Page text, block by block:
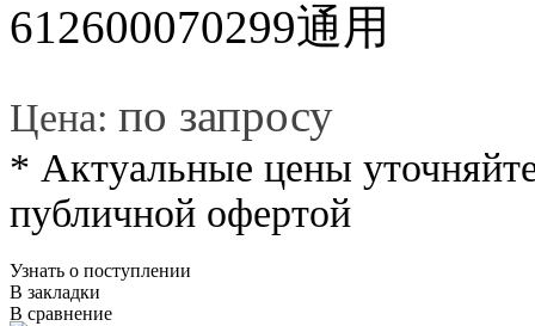
612600070299通用
Цена: по запросу
* Актуальные цены
публичной офертой
Узнать о поступлении
В закладки
В сравнение